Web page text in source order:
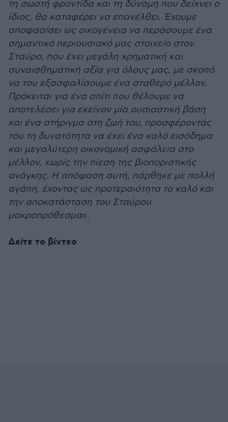
τη σωστή φροντίδα και τη δύναμη που δείχνει ο
ίδιος, θα καταφέρει να επανέλθει. Έχουμε
αποφασίσει ως οικογένεια να περάσουμε ένα
σημαντικό περιουσιακό μας στοιχείο στον
Σταύρο, που έχει μεγάλη χρηματική και
συναισθηματική αξία για όλους μας, με σκοπό
να του εξασφαλίσουμε ένα σταθερό μέλλον.
Πρόκειται για ένα σπίτι που θέλουμε να
αποτελέσει για εκείνον μία ουσιαστική βάση
και ένα στήριγμα στη ζωή του, προσφέροντάς
του τη δυνατότητα να έχει ένα καλό εισόδημα
και μεγαλύτερη οικονομική ασφάλεια στο
μέλλον, χωρίς την πίεση της βιοποριστικής
ανάγκης. Η απόφαση αυτή, πάρθηκε με πολλή
αγάπη, έχοντας ως προτεραιότητα το καλό και
την αποκατάσταση του Σταύρου
μακροπρόθεσμα».
Δείτε το βίντεο